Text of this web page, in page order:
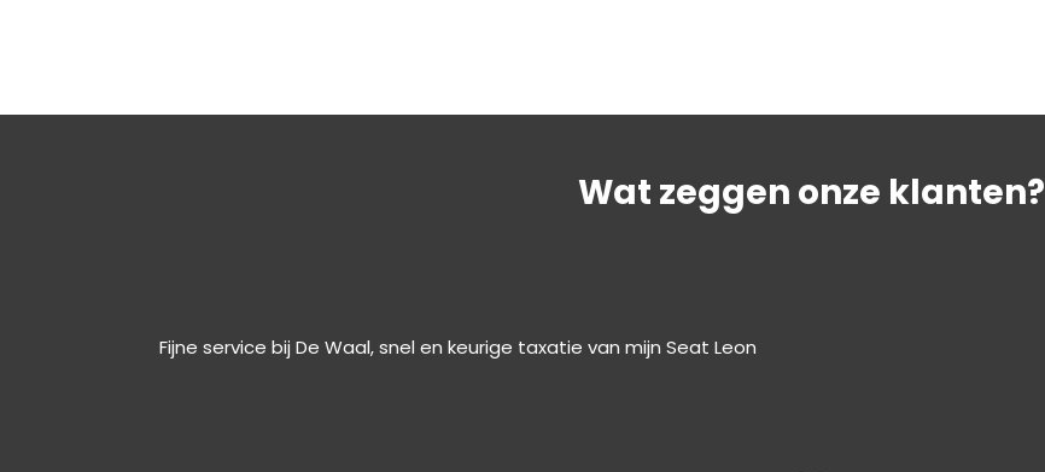
Wat zeggen onze klanten?
Fijne service bij De Waal, snel en keurige taxatie van mijn Seat Leon